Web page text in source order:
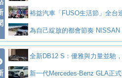
驅精神的純電新詮釋
裕益汽車「FUSO生活節」全台
迴 結合生活體驗、交通安全與購車優惠
為自己綻放的都會節奏 NISSAN
CKS SAKURA為品味獨具層峰買家打造的頂級
駕，MAZDA CX-90 33T AWD Premium
全新DB12 S：優雅與力量並馳
per Tourer的顛峰之作
新一代Mercedes-Benz GLA正